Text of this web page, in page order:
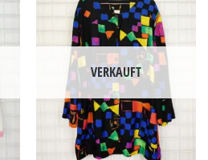
VERKAUFT